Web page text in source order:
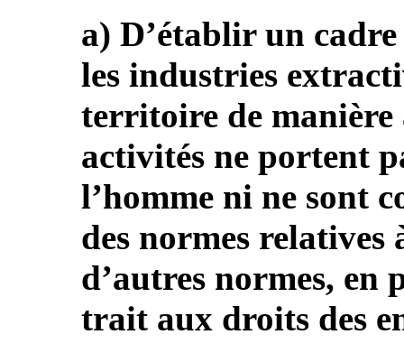
a) D’établir un
les industries
territoire de
activités ne portent
l’homme ni ne sont
des normes relatives
d’autres normes,
trait aux droits des